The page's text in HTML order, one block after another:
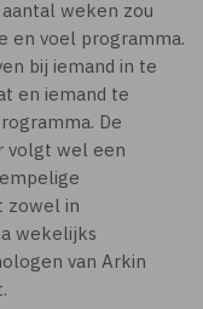
weken zou
en voel programma.
bij iemand in te
en iemand te
De
volgt wel een
zowel in
wekelijks
van Arkin